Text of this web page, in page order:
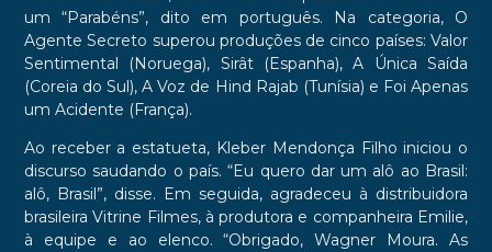
um “Parabéns”, dito em português. Na categoria, O
Agente Secreto superou produções de cinco países: Valor
Sentimental (Noruega), Sirât (Espanha), A Única Saída
(Coreia do Sul), A Voz de Hind Rajab (Tunísia) e Foi Apenas
um Acidente (França).
Ao receber a estatueta, Kleber Mendonça Filho iniciou o
discurso saudando o país. “Eu quero dar um alô ao Brasil:
alô, Brasil”, disse. Em seguida, agradeceu à distribuidora
brasileira Vitrine Filmes, à produtora e companheira Emilie,
à equipe e ao elenco. “Obrigado, Wagner Moura. As